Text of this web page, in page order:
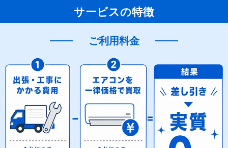
サービスの特徴
ご利用料金